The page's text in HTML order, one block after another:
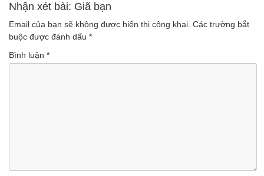
Nhận xét bài: Giã bạn
Email của bạn sẽ không được hiển thị công khai. Các trường bắt
buộc được đánh dấu *
Bình luận *